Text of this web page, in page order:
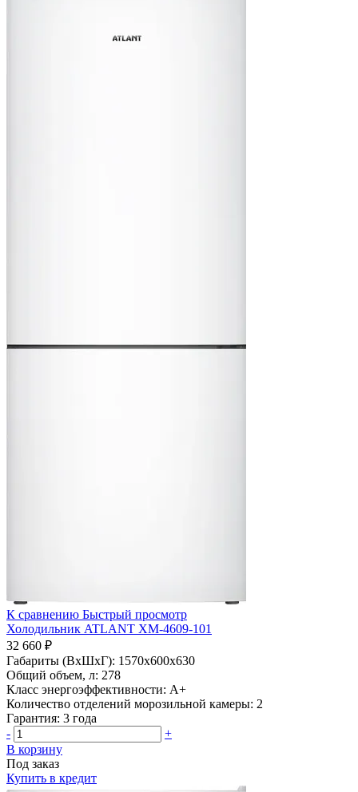
К сравнению Быстрый просмотр
Холодильник ATLANT ХМ-4609-101
32 660 ₽
Габариты (ВхШхГ): 1570x600x630
Общий объем, л: 278
Класс энергоэффективности: A+
Количество отделений морозильной камеры: 2
Гарантия: 3 года
-
+
В корзину
Под заказ
Купить в кредит